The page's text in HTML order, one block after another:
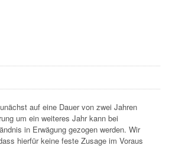
auf eine Dauer von zwei Jahren
um ein weiteres Jahr kann bei
in Erwägung gezogen werden. Wir
hierfür keine feste Zusage im Voraus